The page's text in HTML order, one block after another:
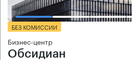
БЕЗ КОМИССИИ
Бизнес-центр
Обсидиан